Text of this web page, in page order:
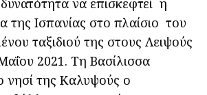
της Ισπανίας στο πλαίσιο του
ταξιδιού της στους Λειψούς
2021. Τη Βασίλισσα
νησί της Καλυψούς ο